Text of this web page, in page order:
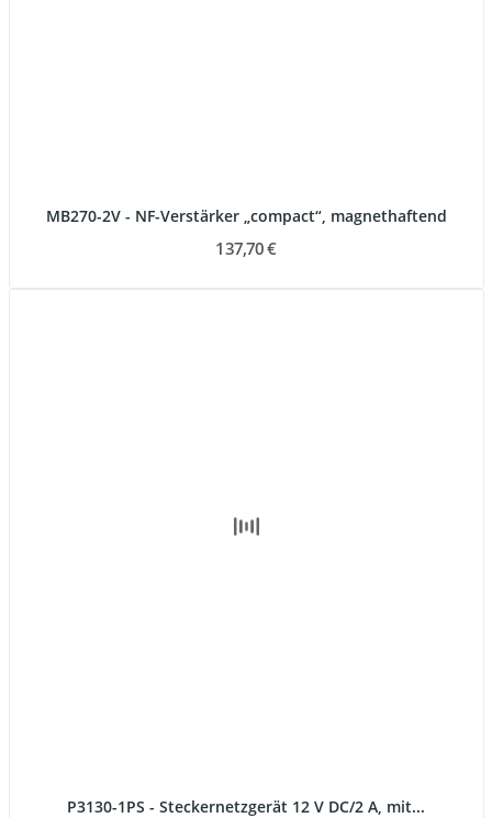
MB270-2V - NF-Verstärker „compact“, magnethaftend
137,70 €
P3130-1PS - Steckernetzgerät 12 V DC/2 A, mit...